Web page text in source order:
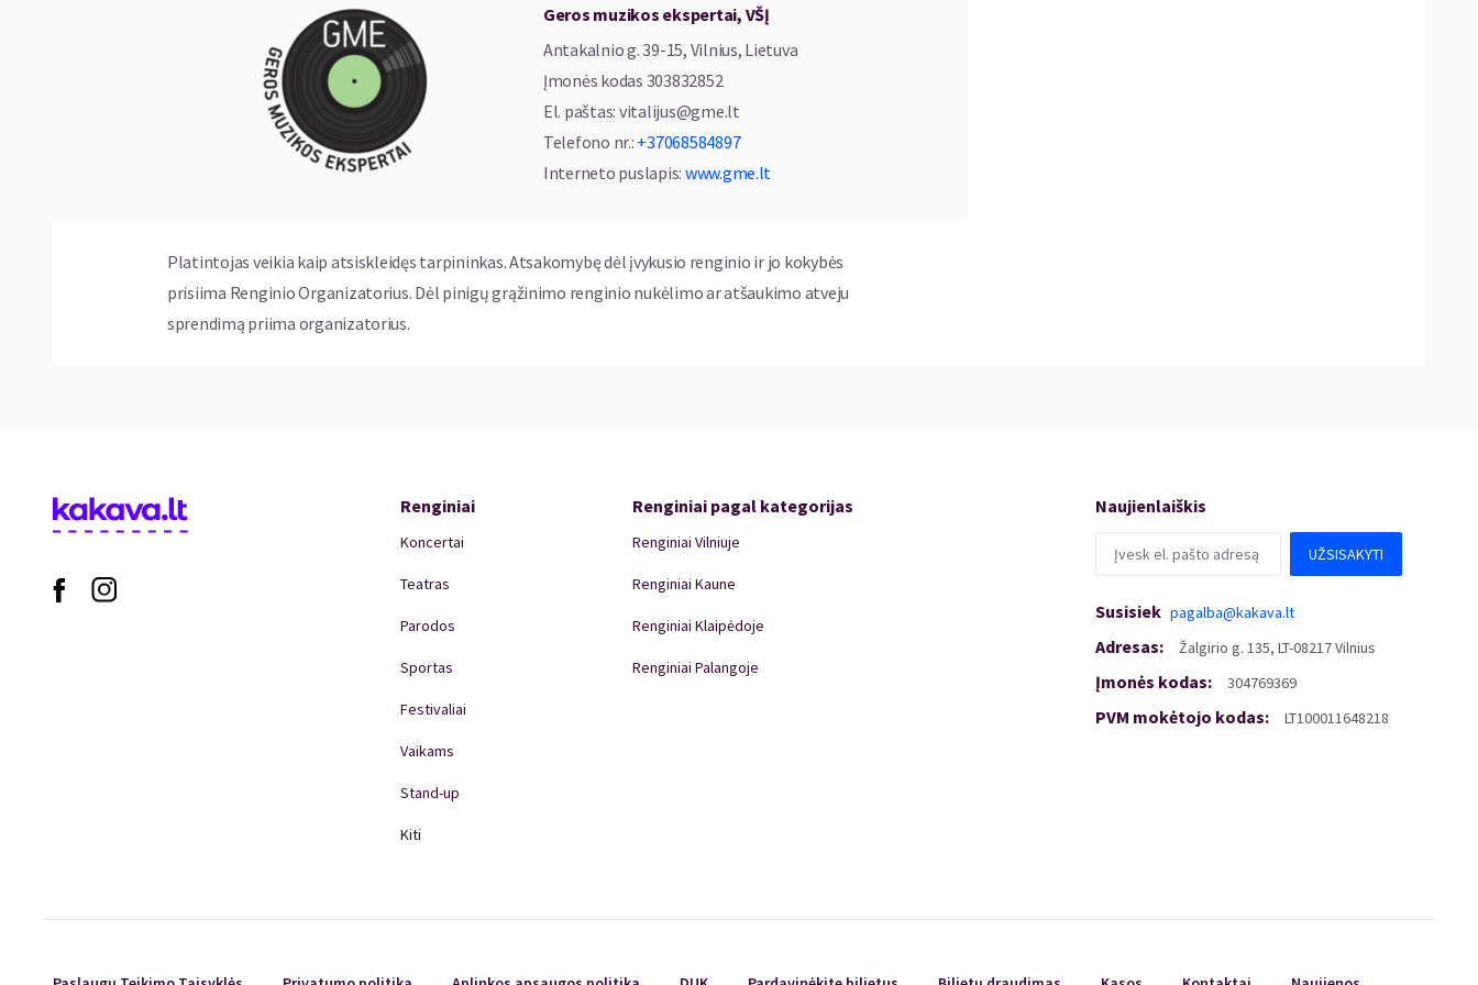
Bilietus platina kakava.lt ir 1 val. iki koncerto pradžios prie įėjimo.
Koncertų metu veiks restoranai.
Daugiau informacijos:www.bardai.lt
Geros muzikos ekspertai, VŠĮ
Antakalnio g. 39-15, Vilnius, Lietuva
Įmonės kodas 303832852
El. paštas: vitalijus@gme.lt
Telefono nr.: +37068584897
Interneto puslapis: www.gme.lt
Platintojas veikia kaip atsiskleidęs tarpininkas. Atsakomybę dėl įvykusio renginio ir jo kokybės
prisiima Renginio Organizatorius. Dėl pinigų grąžinimo renginio nukėlimo ar atšaukimo atveju
sprendimą priima organizatorius.
Renginiai
Koncertai
Teatras
Parodos
Sportas
Festivaliai
Vaikams
Stand-up
Kiti
Renginiai pagal kategorijas
Renginiai Vilniuje
Renginiai Kaune
Renginiai Klaipėdoje
Renginiai Palangoje
Naujienlaiškis
UŽSISAKYTI
Susisiek pagalba@kakava.lt
Adresas: Žalgirio g. 135, LT-08217 Vilnius
Įmonės kodas: 304769369
PVM mokėtojo kodas: LT100011648218